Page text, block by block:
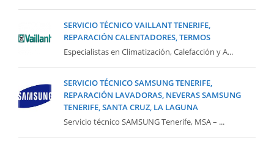
SERVICIO TÉCNICO VAILLANT TENERIFE,
REPARACIÓN CALENTADORES, TERMOS
Especialistas en Climatización, Calefacción y A...
SERVICIO TÉCNICO SAMSUNG TENERIFE,
REPARACIÓN LAVADORAS, NEVERAS SAMSUNG
TENERIFE, SANTA CRUZ, LA LAGUNA
Servicio técnico SAMSUNG Tenerife, MSA – ...